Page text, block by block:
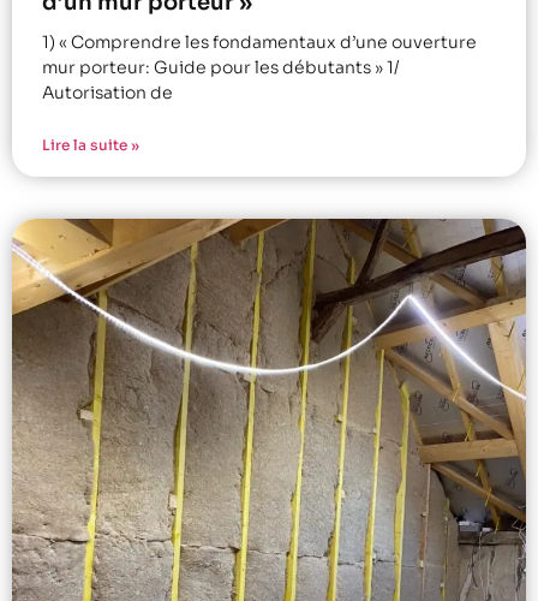
1) « Comprendre les fondamentaux d’une ouverture
mur porteur: Guide pour les débutants » 1/
Autorisation de
Lire la suite »